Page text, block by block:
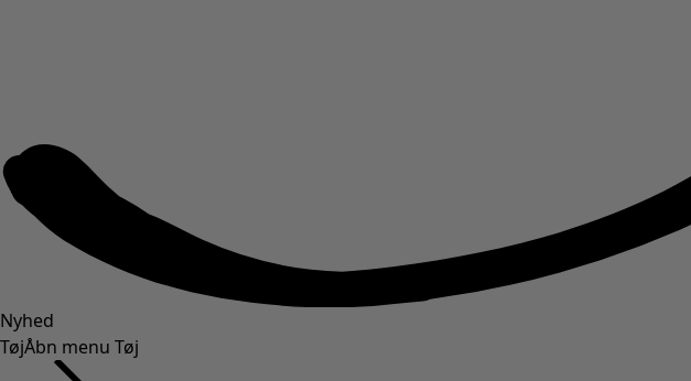
Nyhed
TøjÅbn menu Tøj